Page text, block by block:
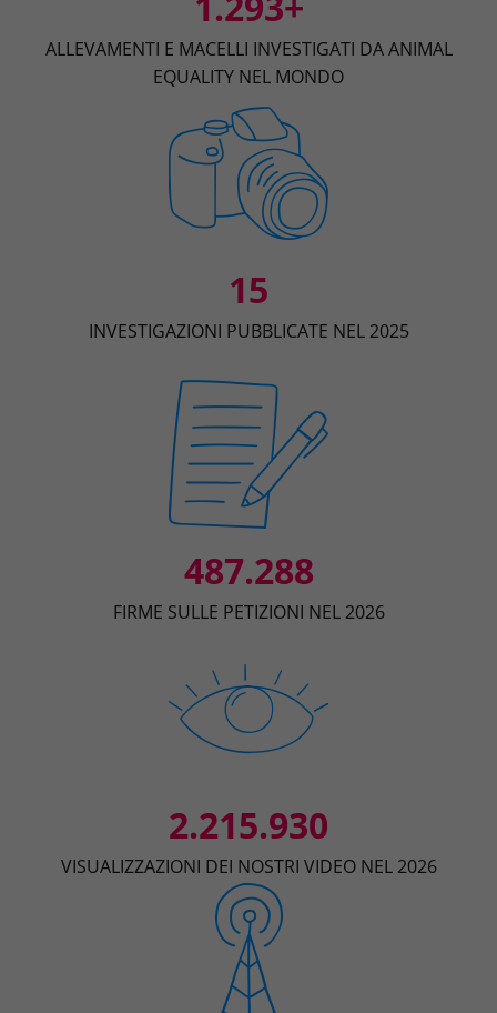
ALLEVAMENTI E MACELLI INVESTIGATI DA ANIMAL
EQUALITY NEL MONDO
15
INVESTIGAZIONI PUBBLICATE NEL 2025
487.288
FIRME SULLE PETIZIONI NEL 2026
2.215.930
VISUALIZZAZIONI DEI NOSTRI VIDEO NEL 2026